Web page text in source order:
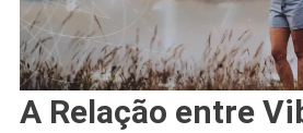
A Relação entre